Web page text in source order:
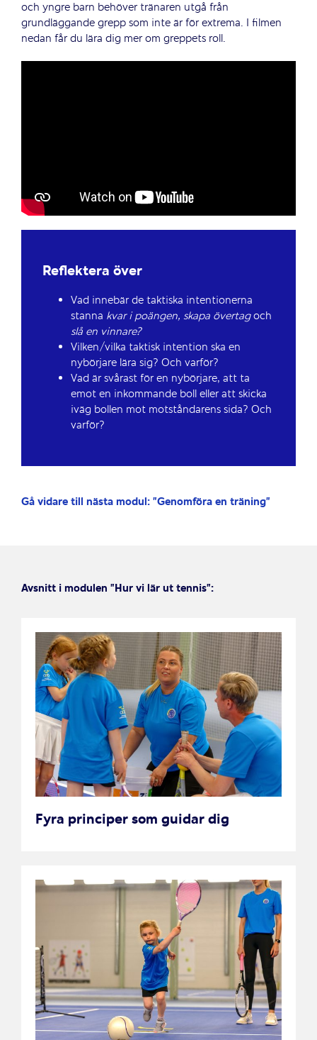
och yngre barn behöver tränaren utgå från
grundläggande grepp som inte är för extrema. I filmen
nedan får du lära dig mer om greppets roll.
Reflektera över
Vad innebär de taktiska intentionerna
stanna kvar i poängen, skapa övertagoch
slå en vinnare?
Vilken/vilka taktisk intention ska en
nybörjare lära sig? Och varför?
Vad är svårast för en nybörjare, att ta
emot en inkommande boll eller att skicka
iväg bollen mot motståndarens sida? Och
varför?
Gå vidare till nästa modul: ”Genomföra en träning”
Avsnitt i modulen ”Hur vi lär ut tennis”:
Fyra principer som guidar dig